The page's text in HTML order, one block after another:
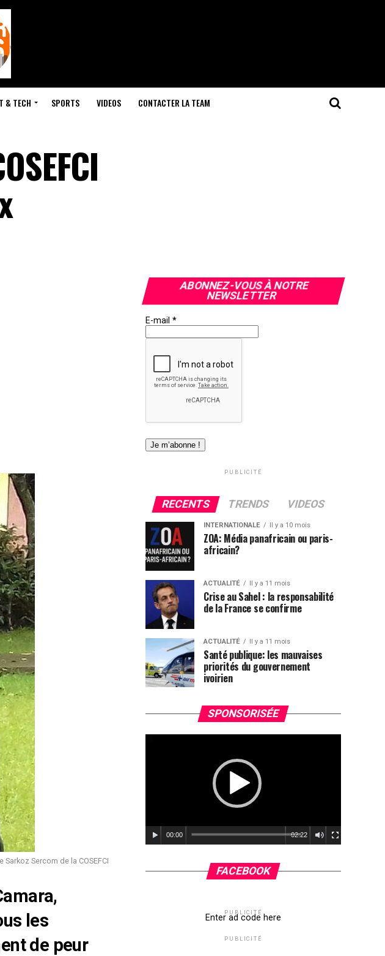
& TECH SPORTS VIDEOS CONTACTER LA TEAM
Sarkoz Sercom de la COSEFCI
les
de peur
ABONNEZ-VOUS À NOTRE
NEWSLETTER
E-mail *
PUBLICITÉ
RECENTS TRENDS VIDEOS
INTERNATIONALE Il y a 10 mois
ZOA: Média panafricain ou paris-
africain?
ACTUALITÉ Il y a 11 mois
Crise au Sahel : la responsabilité
de la France se confirme
ACTUALITÉ Il y a 11 mois
Santé publique: les mauvaises
priorités du gouvernement
ivoirien
SPONSORISÉE
vidéo
00:00 02:22
FACEBOOK
PUBLICITÉ
Enter ad code here
PUBLICITÉ